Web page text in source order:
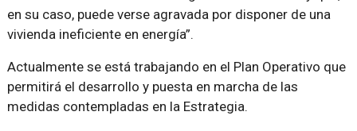
en su caso, puede verse agravada por disponer de una
vivienda ineficiente en energía”.
Actualmente se está trabajando en el Plan Operativo que
permitirá el desarrollo y puesta en marcha de las
medidas contempladas en la Estrategia.